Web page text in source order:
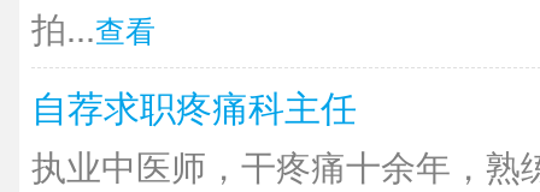
拍...查看
自荐求职疼痛科主任
执业中医师，干疼痛十余年，熟